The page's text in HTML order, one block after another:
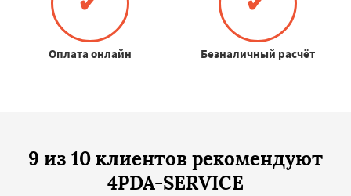
Оплата онлайн Безналичный расчёт
9 из 10 клиентов рекомендуют
4PDA-SERVICE